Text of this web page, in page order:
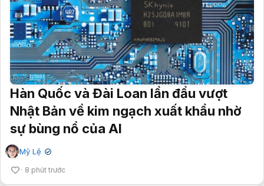
Hàn Quốc và Đài Loan lần đầu vượt
Nhật Bản về kim ngạch xuất khẩu nhờ
sự bùng nổ của AI
Mỹ Lệ ✔
8 phút trước